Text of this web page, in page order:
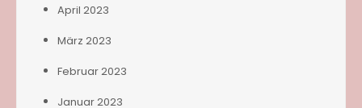
April 2023
März 2023
Februar 2023
Januar 2023